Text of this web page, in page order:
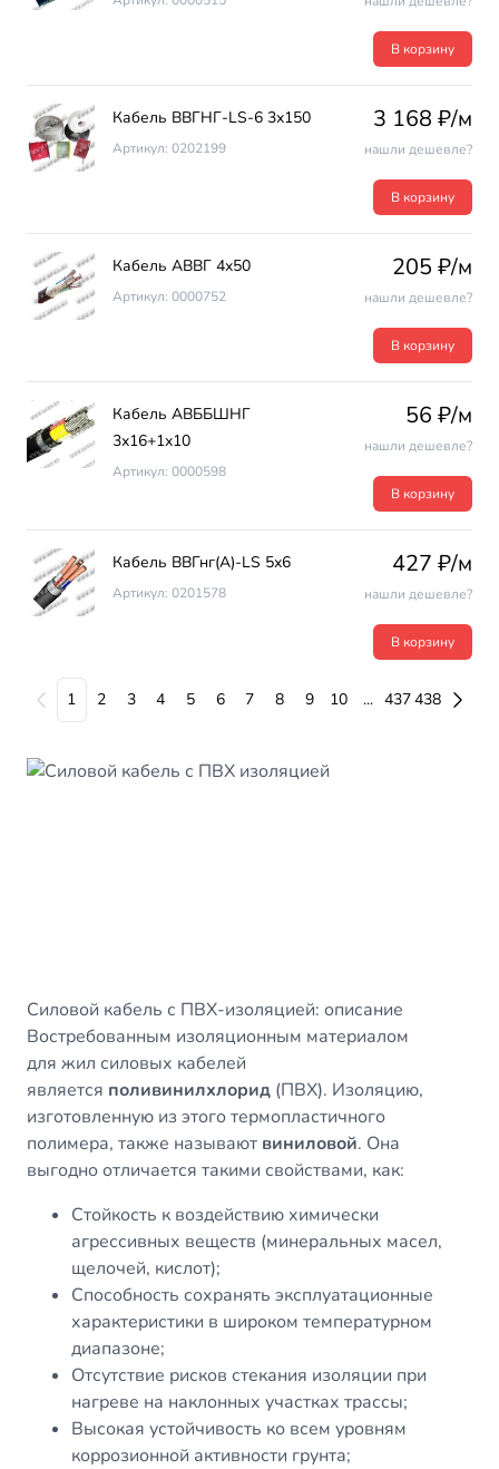
В корзину
Кабель ВВГНГ-LS-6 3х150
Артикул: 0202199
3 168 ₽/м
нашли дешевле?
В корзину
Кабель АВВГ 4х50
Артикул: 0000752
205 ₽/м
нашли дешевле?
В корзину
Кабель АВББШНГ
3х16+1х10
Артикул: 0000598
56 ₽/м
нашли дешевле?
В корзину
Кабель ВВГнг(А)-LS 5х6
Артикул: 0201578
427 ₽/м
нашли дешевле?
В корзину
1 2 3 4 5 6 7 8 9 10 ... 437438
Силовой кабель с ПВХ-изоляцией: описание
Востребованным изоляционным материалом
для жил силовых кабелей
является поливинилхлорид (ПВХ). Изоляцию,
изготовленную из этого термопластичного
полимера, также называют виниловой. Она
выгодно отличается такими свойствами, как:
Стойкость к воздействию химически
агрессивных веществ (минеральных масел,
щелочей, кислот);
Способность сохранять эксплуатационные
характеристики в широком температурном
диапазоне;
Отсутствие рисков стекания изоляции при
нагреве на наклонных участках трассы;
Высокая устойчивость ко всем уровням
коррозионной активности грунта;